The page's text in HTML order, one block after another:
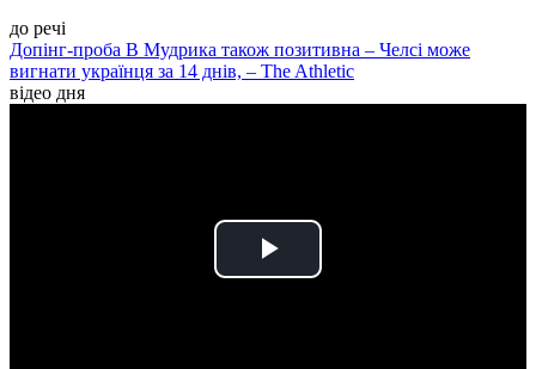
до речі
Допінг-проба B Мудрика також позитивна – Челсі може
вигнати українця за 14 днів, – The Athletic
відео дня
Play